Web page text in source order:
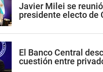
Javier Milei se
presidente electo de
El Banco Central
cuestión entre